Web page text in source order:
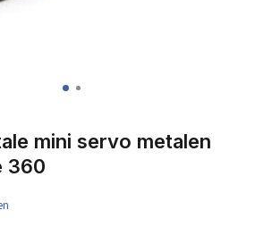
mini servo metalen
360